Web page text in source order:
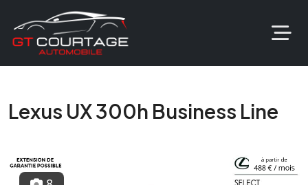
Lexus UX 300h Business Line